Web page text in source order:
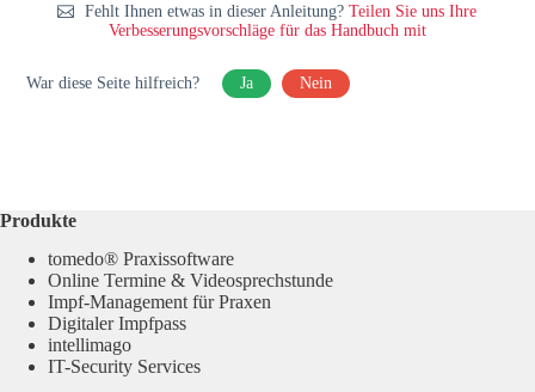
Fehlt Ihnen etwas in dieser Anleitung?Teilen Sie uns Ihre
Verbesserungsvorschläge für das Handbuch mit
War diese Seite hilfreich? Ja Nein
Produkte
tomedo® Praxissoftware
Online Termine & Videosprechstunde
Impf-Management für Praxen
Digitaler Impfpass
intellimago
IT-Security Services